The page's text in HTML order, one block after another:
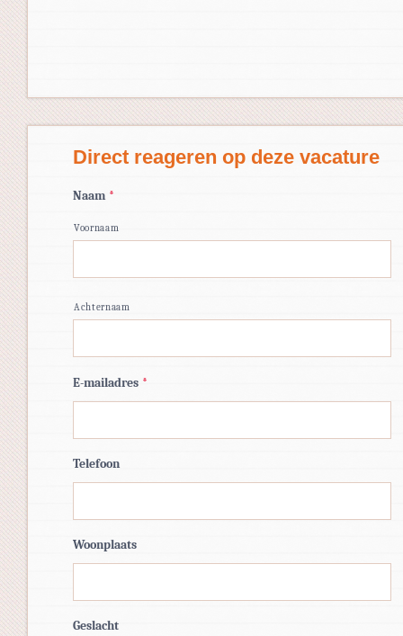
Direct reageren op deze vacature
Naam *
Voornaam
Achternaam
E-mailadres *
Telefoon
Woonplaats
Geslacht